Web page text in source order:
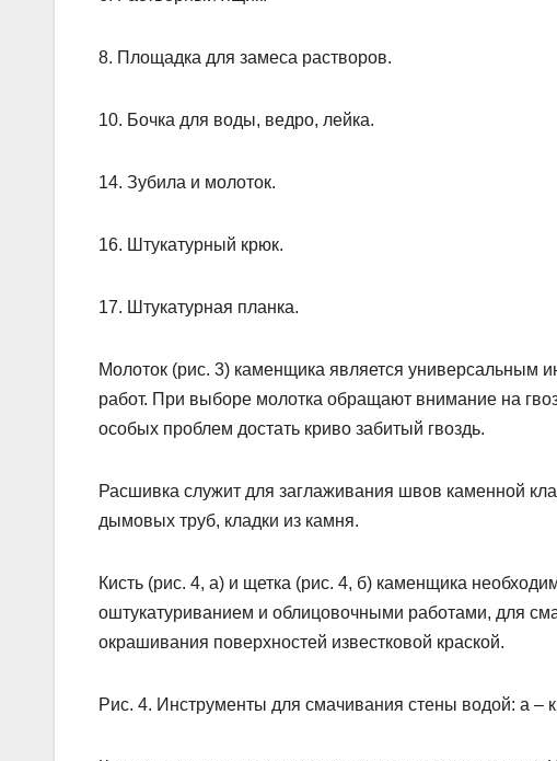
8. Площадка для замеса растворов.
10. Бочка для воды, ведро, лейка.
14. Зубила и молоток.
16. Штукатурный крюк.
17. Штукатурная планка.
Молоток (рис. 3) каменщика является универсальным
работ. При выборе молотка обращают внимание на
особых проблем достать криво забитый гвоздь.
Расшивка служит для заглаживания швов каменной
дымовых труб, кладки из камня.
Кисть (рис. 4, а) и щетка (рис. 4, б) каменщика
оштукатуриванием и облицовочными работами, для
окрашивания поверхностей известковой краской.
Рис. 4. Инструменты для смачивания стены водой: а –